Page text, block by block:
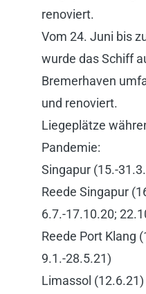
renoviert.
Vom 24. Juni bis
wurde das Schiff
Bremerhaven
und renoviert.
Liegeplätze
Pandemie:
Singapur (15.-
Reede Singapur
6.7.-17.10.20;
Reede Port Klang
9.1.-28.5.21)
Limassol (12.6.21)